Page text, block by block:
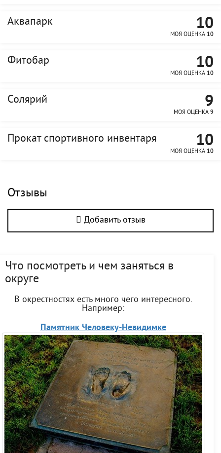
Аквапарк 10
МОЯ ОЦЕНКА 10
Фитобар 10
МОЯ ОЦЕНКА 10
Солярий 9
МОЯ ОЦЕНКА 9
Прокат спортивного инвентаря 10
МОЯ ОЦЕНКА 10
Отзывы
Добавить отзыв
Что посмотреть и чем заняться в
округе
В окрестностях есть много чего интересного.
Например:
Памятник Человеку-Невидимке